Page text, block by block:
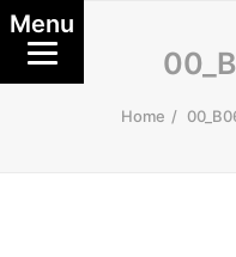
Home
Menu